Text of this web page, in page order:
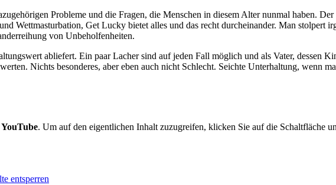
Probleme und die Fragen, die Menschen in diesem Alter nunmal haben.
Wettmasturbation, Get Lucky bietet alles und das recht durcheinander. Man stolpert
von Unbeholfenheiten.
abliefert. Ein paar Lacher sind auf jeden Fall möglich und als Vater, dessen
Nichts besonderes, aber eben auch nicht Schlecht. Seichte Unterhaltung, wenn
YouTube. Um auf den eigentlichen Inhalt zuzugreifen, klicken Sie auf die Schaltfläche
entsperren